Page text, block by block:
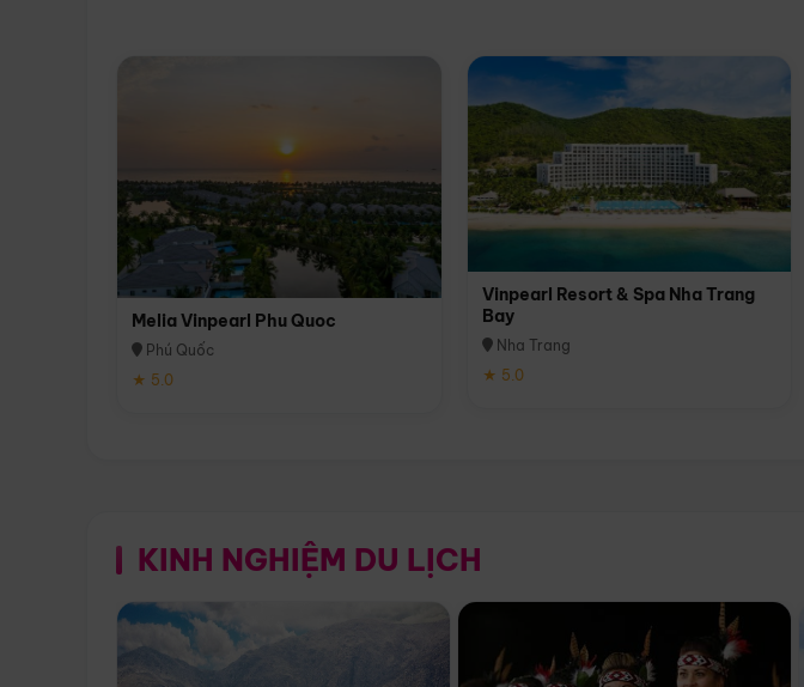
Melia Vinpearl Phu Quoc
Phú Quốc
★ 5.0
Vinpearl Resort & Spa Nha Trang
Bay
Nha Trang
★ 5.0
KINH NGHIỆM DU LỊCH